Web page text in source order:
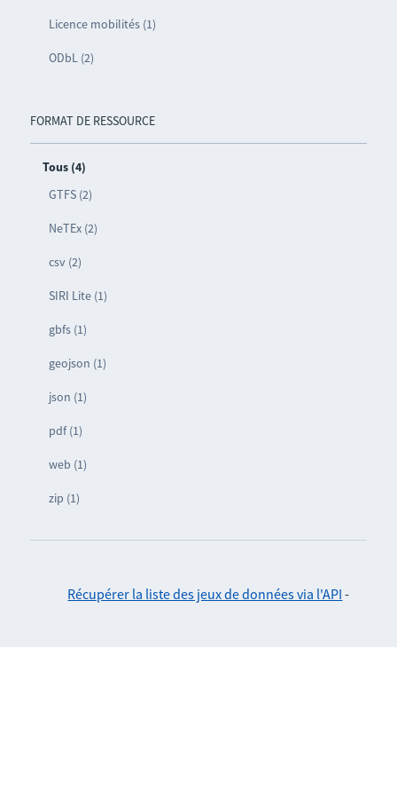
Licence mobilités (1)
ODbL (2)
FORMAT DE RESSOURCE
Tous (4)
GTFS (2)
NeTEx (2)
csv (2)
SIRI Lite (1)
gbfs (1)
geojson (1)
json (1)
pdf (1)
web (1)
zip (1)
Récupérer la liste des jeux de données via l'API -